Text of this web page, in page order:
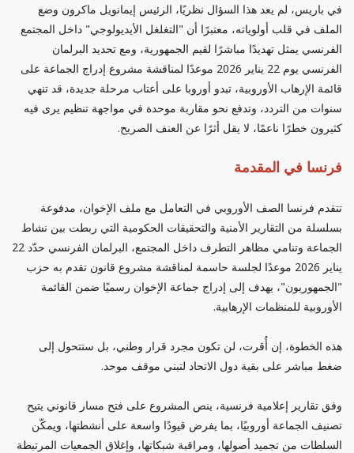
في باريس، لم يعد هذا السؤال نظريًا، الرئيس إيمانويل ماكرون وضع
الملف في قلب أولوياته، معتبرًا أن "التغلغل الأيديولوجي" داخل المجتمع
الفرنسي يمثل تهديدًا مباشرًا لقيم الجمهورية، ومع تحديد البرلمان
الفرنسي يوم 22 يناير 2026 موعدًا لمناقشة مشروع إدراج الجماعة على
قائمة الإرهاب الأوروبية، تبدو أوروبا على أعتاب مرحلة جديدة، قد تنهي
سنوات من التردد، وتدفع نحو مقاربة موحدة في مواجهة تنظيم يرى فيه
كثيرون خطرًا ناعمًا، لا يقل أثرًا عن العنف الصريح.
فرنسا في المقدمة
تتقدم فرنسا الصف الأوروبي في التعامل مع ملف الإخوان، مدفوعة
بسلسلة من التقارير الأمنية والتحقيقات الحكومية التي ربطت بين نشاط
الجماعة وتنامي مظاهر التطرف داخل المجتمع، البرلمان الفرنسي حدّد 22
يناير 2026 موعدًا لجلسة حاسمة لمناقشة مشروع قانون تقدم به حزب
"الجمهوريون"، يهدف إلى إدراج جماعة الإخوان رسميًا ضمن القائمة
الأوروبية للمنظمات الإرهابية.
هذه الخطوة، إن أُقرت، لن تكون مجرد قرار وطني، بل ستتحول إلى
ضغط مباشر على بقية دول الاتحاد لتبني موقف موحد.
وفق تقارير إعلامية فرنسية، ينص المشروع على فتح مسار قانوني يتيح
تصنيف الجماعة أوروبيًا، بما يفرض قيودًا واسعة على أنشطتها، ويمكّن
السلطات من تجميد أصولها، ومراقبة شبكاتها، وإغلاق الجمعيات المرتبطة